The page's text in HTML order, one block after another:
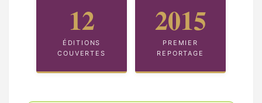
12
ÉDITIONS
COUVERTES
2015
PREMIER
REPORTAGE